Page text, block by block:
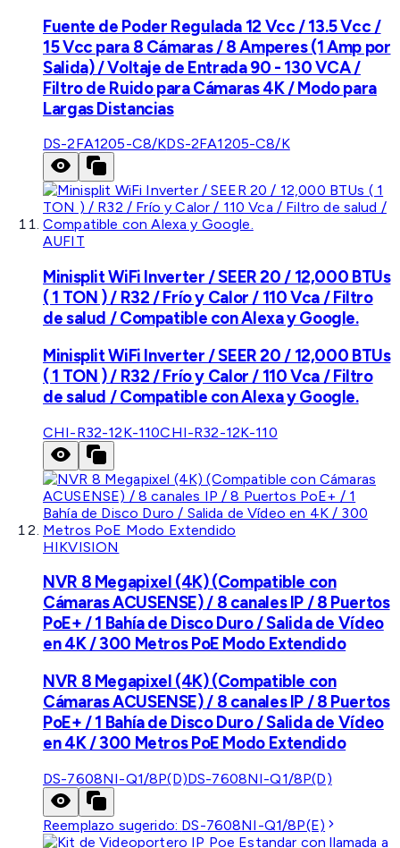
Fuente de Poder Regulada 12 Vcc / 13.5 Vcc /
15 Vcc para 8 Cámaras / 8 Amperes (1 Amp por
Salida) / Voltaje de Entrada 90 - 130 VCA /
Filtro de Ruido para Cámaras 4K / Modo para
Largas Distancias
DS-2FA1205-C8/KDS-2FA1205-C8/K
AUFIT
Minisplit WiFi Inverter / SEER 20 / 12,000 BTUs
( 1 TON ) / R32 / Frío y Calor / 110 Vca / Filtro
de salud / Compatible con Alexa y Google.
Minisplit WiFi Inverter / SEER 20 / 12,000 BTUs
( 1 TON ) / R32 / Frío y Calor / 110 Vca / Filtro
de salud / Compatible con Alexa y Google.
CHI-R32-12K-110CHI-R32-12K-110
HIKVISION
NVR 8 Megapixel (4K) (Compatible con
Cámaras ACUSENSE) / 8 canales IP / 8 Puertos
PoE+ / 1 Bahía de Disco Duro / Salida de Vídeo
en 4K / 300 Metros PoE Modo Extendido
NVR 8 Megapixel (4K) (Compatible con
Cámaras ACUSENSE) / 8 canales IP / 8 Puertos
PoE+ / 1 Bahía de Disco Duro / Salida de Vídeo
en 4K / 300 Metros PoE Modo Extendido
DS-7608NI-Q1/8P(D)DS-7608NI-Q1/8P(D)
Reemplazo sugerido: DS-7608NI-Q1/8P(E)